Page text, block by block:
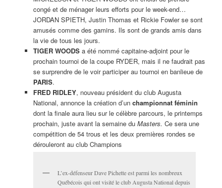
congé et de ménager leurs efforts pour le week-end…
JORDAN SPIETH, Justin Thomas et Rickie Fowler se sont
amusés comme des gamins. Ils sont de grands amis dans
la vie de tous les jours.
TIGER WOODS a été nommé capitaine-adjoint pour le
prochain tournoi de la coupe RYDER, mais il ne faudrait pas
se surprendre de le voir participer au tournoi en banlieue de
PARIS.
FRED RIDLEY, nouveau président du club Augusta
National, annonce la création d’un championnat féminin
dont la finale aura lieu sur le célèbre parcours, le printemps
prochain, juste avant la semaine du Masters. Ce sera une
compétition de 54 trous et les deux premières rondes se
dérouleront au club Champions
L’ex-défenseur Dave Pichette est parmi les nombreux
Québécois qui ont visité le club Augusta National depuis